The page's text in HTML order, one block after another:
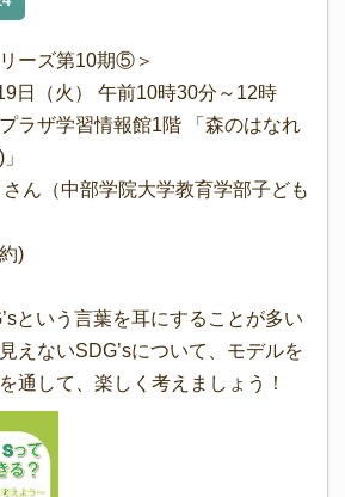
ーズ第10期⑤＞
日（火） 午前10時30分～12時
ラザ学習情報館1階 「森のはなれ
ん（中部学院大学教育学部子ども
)
という言葉を耳にすることが多い
えないSDG’sについて、モデルを
通して、楽しく考えましょう！